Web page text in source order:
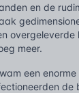
en de
overgeleverde
meer.
een
de